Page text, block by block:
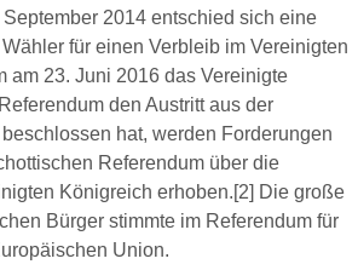
2014 entschied sich eine
für einen Verbleib im Vereinigten
am 23. Juni 2016 das Vereinigte
den Austritt aus der
hat, werden Forderungen
Referendum über die
Königreich erhoben.[2] Die große
Bürger stimmte im Referendum für
Union.